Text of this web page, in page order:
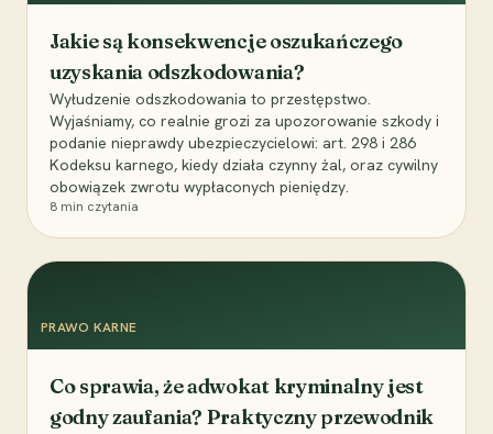
Jakie są konsekwencje oszukańczego
uzyskania odszkodowania?
Wyłudzenie odszkodowania to przestępstwo.
Wyjaśniamy, co realnie grozi za upozorowanie szkody i
podanie nieprawdy ubezpieczycielowi: art. 298 i 286
Kodeksu karnego, kiedy działa czynny żal, oraz cywilny
obowiązek zwrotu wypłaconych pieniędzy.
8 min czytania
PRAWO KARNE
Co sprawia, że adwokat kryminalny jest
godny zaufania? Praktyczny przewodnik